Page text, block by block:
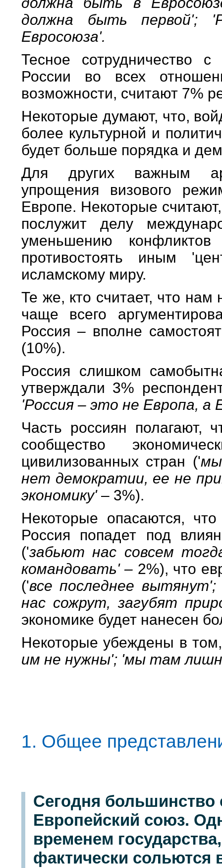
должна быть первой';
Евросоюза'.
Тесное сотрудничество
России во всех
возможности, считают 7%
Некоторые думают, что,
более культурной и
будет больше порядка и
Для других важным
упрощения визового
Европе. Некоторые
послужит делу
уменьшению
противостоять иным
исламскому миру.
Те же, кто считает, что
чаще всего
Россия – вполне
(10%).
Россия слишком
утверждали 3%
'Россия – это не Европа, а
Часть россиян полагают,
сообщество
цивилизованных стран ('
нет демократии, ее не
экономику' – 3%).
Некоторые опасаются,
Россия попадет под
('забьют нас совсем
командовать' – 2%), что
('все последнее
нас сожрут, загубят
экономике будет нанесен
Некоторые убеждены в
им не нужны'; 'мы там
1. Общее
Сегодня
Европейский союз.
временем
фактически сольются